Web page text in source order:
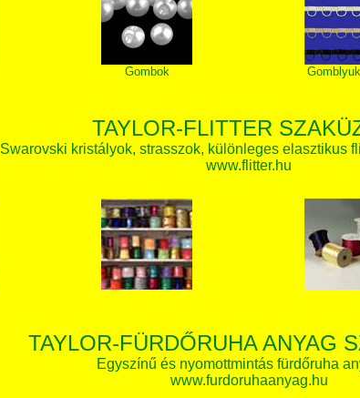
Gombok
TAYLOR-FLITTER
Swarovski kristályok, strasszok, különleges elasztikus
www.flitter.hu
TAYLOR-FÜRDŐRUHA ANYAG
Egyszínű és nyomottmintás fürdőruha
www.furdoruhaanyag.hu